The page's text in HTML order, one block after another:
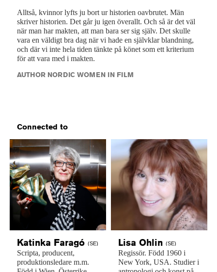
Alltså, kvinnor lyfts ju bort ur historien oavbrutet. Män
skriver historien. Det går ju igen överallt. Och så är det väl
när man har makten, att man bara ser sig själv. Det skulle
vara en väldigt bra dag när vi hade en självklar blandning,
och där vi inte hela tiden tänkte på könet som ett kriterium
för att vara med i makten.
AUTHOR NORDIC WOMEN IN FILM
Connected to
Katinka Faragó (SE)
Scripta, producent,
produktionsledare m.m.
Lisa Ohlin (SE)
Regissör. Född 1960 i
NewYork, USA. Studier i